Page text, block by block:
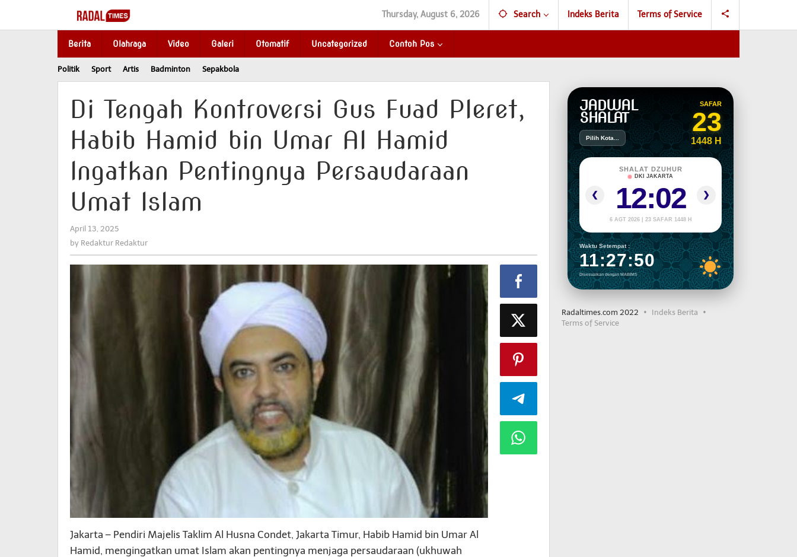
content
Thursday, August 6, 2026 Search Indeks Berita Terms of Service
Berita Olahraga Video Galeri Otomatif Uncategorized Contoh Pos
Politik Sport Artis Badminton Sepakbola
Di Tengah Kontroversi Gus Fuad Pleret,
Habib Hamid bin Umar Al Hamid
Ingatkan Pentingnya Persaudaraan
Umat Islam
April 13, 2025
Redaktur
by Redaktur Redaktur
Jakarta – Pendiri Majelis Taklim Al Husna Condet, Jakarta Timur, Habib Hamid bin Umar Al
Hamid, mengingatkan umat Islam akan pentingnya menjaga persaudaraan (ukhuwah
JADWAL
SHALAT
Pilih Kota...
SAFAR
23
1448 H
❮
SHALAT DZUHUR
DKI JAKARTA
12:02
6 AGT 2026 | 23 SAFAR 1448 H
❯
Waktu Setempat :
11:27:51
Disesuaikan dengan MABIMS
Radaltimes.com 2022
Indeks Berita
Terms of Service